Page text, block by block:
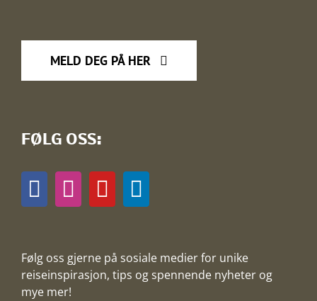
MELD DEG PÅ HER
FØLG OSS:
Følg oss gjerne på sosiale medier for unike
reiseinspirasjon, tips og spennende nyheter og
mye mer!